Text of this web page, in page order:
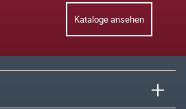
Kataloge ansehen